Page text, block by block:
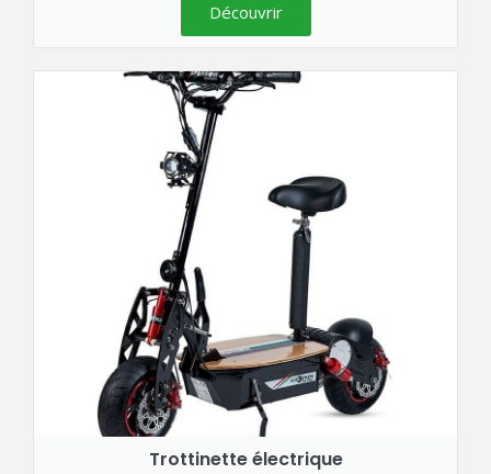
Découvrir
Trottinette électrique